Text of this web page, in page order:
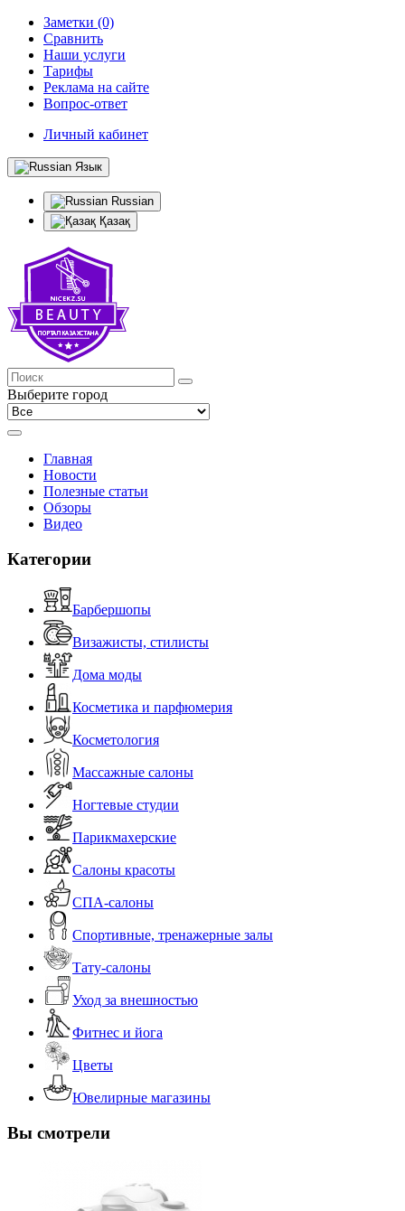
Заметки (0)
Сравнить
Наши услуги
Тарифы
Реклама на сайте
Вопрос-ответ
Личный кабинет
Язык
Russian
Қазақ
Выберите город
Главная
Новости
Полезные статьи
Обзоры
Видео
Категории
Барбершопы
Визажисты, стилисты
Дома моды
Косметика и парфюмерия
Косметология
Массажные салоны
Ногтевые студии
Парикмахерские
Салоны красоты
СПА-салоны
Спортивные, тренажерные залы
Тату-салоны
Уход за внешностью
Фитнес и йога
Цветы
Ювелирные магазины
Вы смотрели